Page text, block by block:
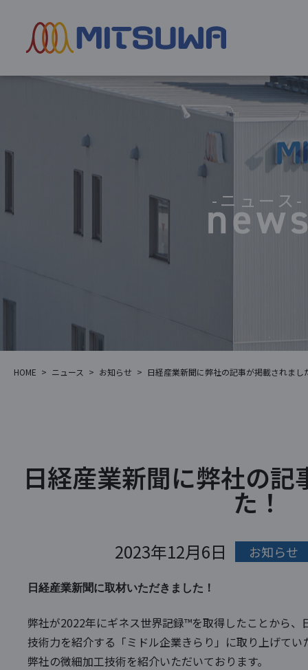
-ニュース-
HOME > ニュース > お知らせ > 日経産業新聞に弊社の記事が掲載されまし
日経産業新聞に弊社の
た！
2023年12月6日 お知らせ
日経産業新聞に取材いただきました！
弊社が2022年にギネス世界記録™を取得したことから、
技術力を紹介する「ミドル企業きらり」に取り上げてい
弊社の微細加工技術を紹介いただいております。